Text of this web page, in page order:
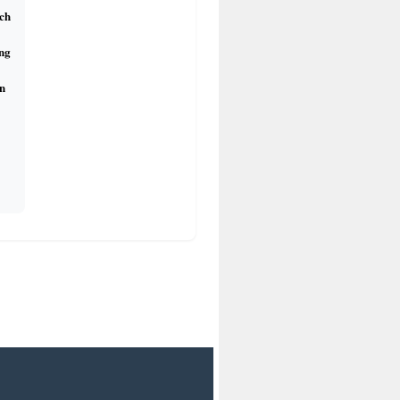
und das europäische
Bochum